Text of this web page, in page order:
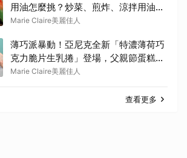
用油怎麼挑？炒菜、煎炸、涼拌用油一
次看懂
Marie Claire美麗佳人
薄巧派暴動！亞尼克全新「特濃薄荷巧
克力脆片生乳捲」登場，父親節蛋糕限
時88折
Marie Claire美麗佳人
查看更多